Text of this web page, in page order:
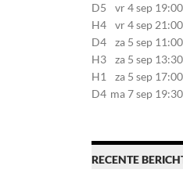
D5 vr 4 sep 19:00
H4 vr 4 sep 21:00
D4 za 5 sep 11:00
H3 za 5 sep 13:30
H1 za 5 sep 17:00
D4 ma 7 sep 19:30
RECENTE